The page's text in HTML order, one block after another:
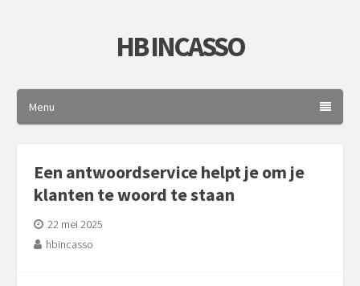
HB INCASSO
Menu
Een antwoordservice helpt je om je
klanten te woord te staan
22 mei 2025
hbincasso